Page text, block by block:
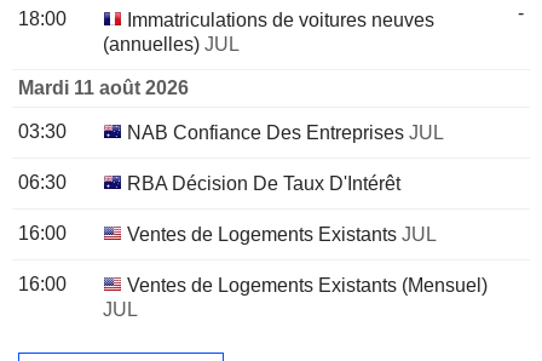
18:00
Immatriculations de voitures neuves
(annuelles) JUL
-
Mardi 11 août 2026
03:30 NAB Confiance Des Entreprises JUL
06:30 RBA Décision De Taux D'Intérêt
16:00 Ventes de Logements Existants JUL
16:00
Ventes de Logements Existants (Mensuel)
JUL